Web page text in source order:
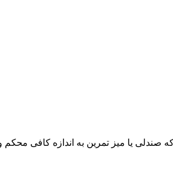
یا میز تمرین به اندازه کافی